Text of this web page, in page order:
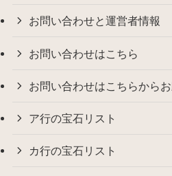
お問い合わせと運営者情報
お問い合わせはこちら
お問い合わせはこちらからお
ア行の宝石リスト
カ行の宝石リスト